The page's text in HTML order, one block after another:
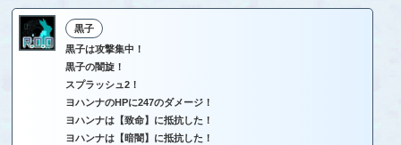
黒子
黒子は攻撃集中！
黒子の闇旋！
スプラッシュ2！
ヨハンナのHPに247のダメージ！
ヨハンナは【致命】に抵抗した！
ヨハンナは【暗闇】に抵抗した！